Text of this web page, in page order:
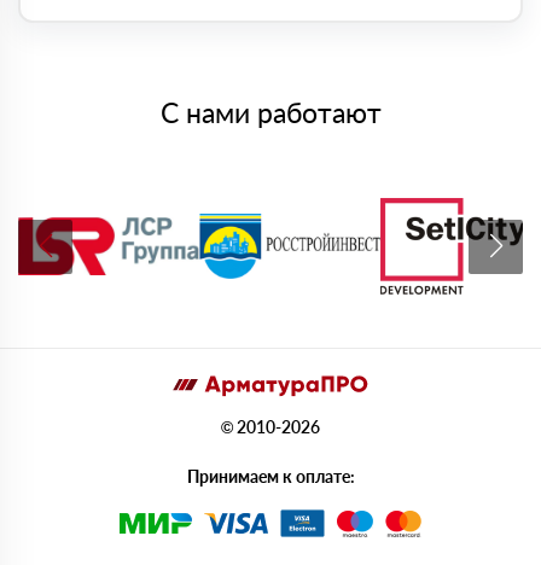
С нами работают
© 2010-2026
Принимаем к оплате: